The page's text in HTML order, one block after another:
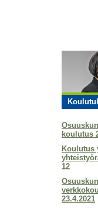
koulutus
Koulutus
12
23.4.2021